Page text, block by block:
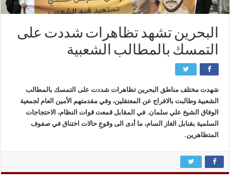
البحرين تشهد تظاهرات شددت على
التمسك بالمطالب الشعبية
شهدت مختلف مناطق البحرين تظاهرات شددت على التمسك بالمطالب
الشعبية وطالبت بالافراج عن المعتقلين، وفي مقدمتهم الأمين العام لجمعية
الوفاق الشيخ علي سلمان. في المقابل قمعت قوات النظام، الاحتجاجات
السلمية بقنابل الغاز السام، ما أدى الى وقوعِ حالات اختناق في صفوف
المتظاهرين.